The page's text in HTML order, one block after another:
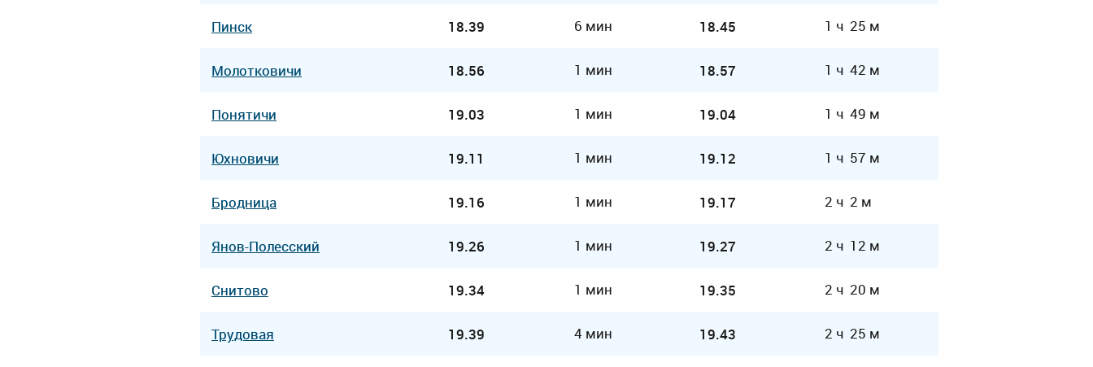
Пинск 18.39 6 мин 18.45 1 ч 25 м
Молотковичи 18.56 1 мин 18.57 1 ч 42 м
Понятичи 19.03 1 мин 19.04 1 ч 49 м
Юхновичи 19.11 1 мин 19.12 1 ч 57 м
Бродница 19.16 1 мин 19.17 2 ч 2 м
Янов-Полесский 19.26 1 мин 19.27 2 ч 12 м
Снитово 19.34 1 мин 19.35 2 ч 20 м
Трудовая 19.39 4 мин 19.43 2 ч 25 м